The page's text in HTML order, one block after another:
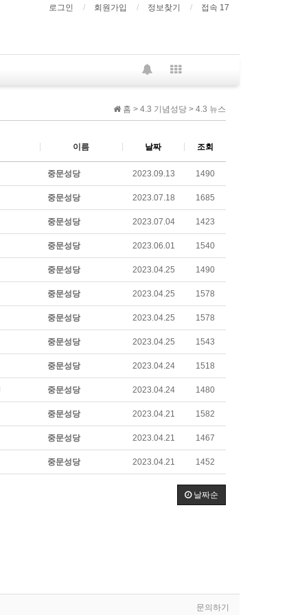
로그인 회원가입 정보찾기 접속 17
홈 > 4.3 기념성당 > 4.3 뉴스
이름 날짜 조회
중문성당 2023.09.13 1490
중문성당 2023.07.18 1685
중문성당 2023.07.04 1423
중문성당 2023.06.01 1540
중문성당 2023.04.25 1490
중문성당 2023.04.25 1578
중문성당 2023.04.25 1578
중문성당 2023.04.25 1543
중문성당 2023.04.24 1518
중문성당 2023.04.24 1480
중문성당 2023.04.21 1582
중문성당 2023.04.21 1467
중문성당 2023.04.21 1452
날짜순
문의하기